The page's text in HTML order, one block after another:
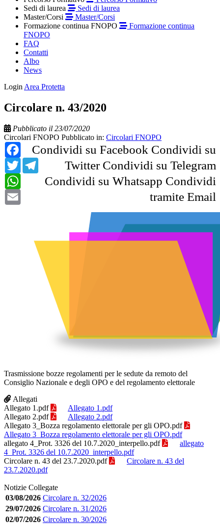
Sedi di laurea
Sedi di laurea
Master/Corsi
Master/Corsi
Formazione continua FNOPO
Formazione continua
FNOPO
FAQ
Contatti
Albo
News
Login Area Protetta
Circolare n. 43/2020
Pubblicato il 23/07/2020
Circolari FNOPO Pubblicato in: Circolari FNOPO
Condividi su Facebook
Facebook
Condividi su
Twitter
Twitter Condividi su Telegram
Telegram
Condividi su Whatsapp
WhatsApp
Condividi
tramite Email
Trasmissione bozze regolamenti per le sedute da remoto del
Consiglio Nazionale e degli OPO e del regolamento elettorale
Allegati
Allegato 1.pdf
Allegato 1.pdf
Allegato 2.pdf
Allegato 2.pdf
Allegato 3_Bozza regolamento elettorale per gli OPO.pdf
Allegato 3_Bozza regolamento elettorale per gli OPO.pdf
allegato 4_Prot. 3326 del 10.7.2020_interpello.pdf
allegato
4_Prot. 3326 del 10.7.2020_interpello.pdf
Circolare n. 43 del 23.7.2020.pdf
Circolare n. 43 del
23.7.2020.pdf
Notizie Collegate
03/08/2026 Circolare n. 32/2026
29/07/2026 Circolare n. 31/2026
02/07/2026 Circolare n. 30/2026